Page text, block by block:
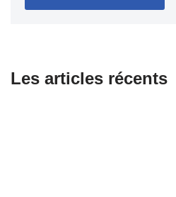
Les articles récents